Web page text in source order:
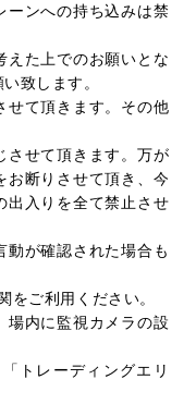
ーンへの持ち込みは禁
えた上でのお願いとな
致します。
せて頂きます。その他
させて頂きます。万が
お断りさせて頂き、今
出入りを全て禁止させ
が確認された場合も
をご利用ください。
内に監視カメラの設
トレーディングエリ